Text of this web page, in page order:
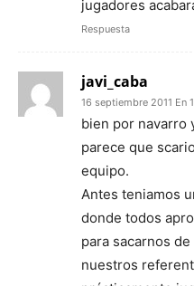
jugadores
Respuesta
javi_caba
16 septiembre 2011 En
bien por navarro
parece que
equipo.
Antes teniamos
donde todos
para sacarnos
nuestros